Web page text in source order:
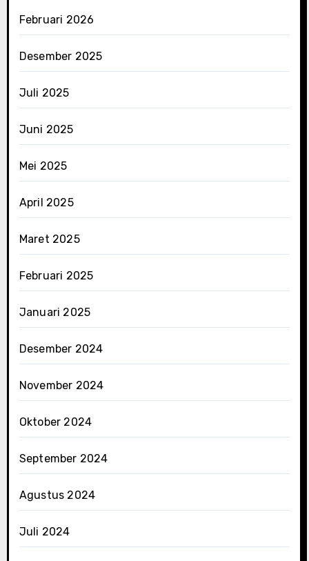
Februari 2026
Desember 2025
Juli 2025
Juni 2025
Mei 2025
April 2025
Maret 2025
Februari 2025
Januari 2025
Desember 2024
November 2024
Oktober 2024
September 2024
Agustus 2024
Juli 2024